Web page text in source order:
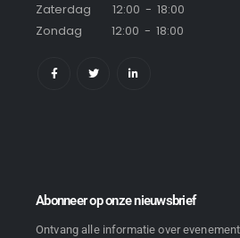
Zaterdag 12:00 - 18:00
Zondag 12:00 - 18:00
Abonneer op onze nieuwsbrief
Ontvang alle informatie over